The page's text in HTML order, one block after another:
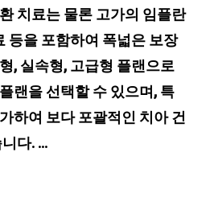
치료는 물론 고가의 임플란
등을 포함하여 폭넓은 보장
, 실속형, 고급형 플랜으로
랜을 선택할 수 있으며, 특
하여 보다 포괄적인 치아 건
다. …